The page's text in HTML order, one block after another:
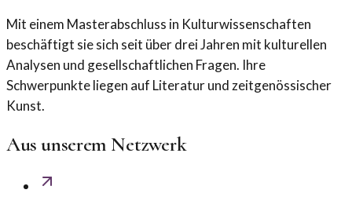
Mit einem Masterabschluss in Kulturwissenschaften
beschäftigt sie sich seit über drei Jahren mit kulturellen
Analysen und gesellschaftlichen Fragen. Ihre
Schwerpunkte liegen auf Literatur und zeitgenössischer
Kunst.
Aus unserem Netzwerk